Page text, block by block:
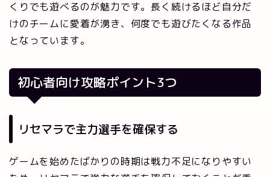
くりでも遊べるのが魅力です。長く続けるほど自分だ
けのチームに愛着が湧き、何度でも遊びたくなる作品
となっています。
初心者向け攻略ポイント3つ
リセマラで主力選手を確保する
ゲームを始めたばかりの時期は戦力不足になりやすい